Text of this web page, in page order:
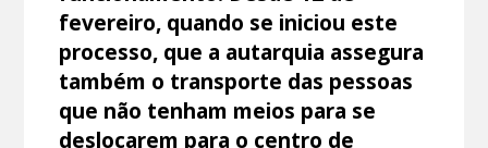
fevereiro, quando se iniciou este
processo, que a autarquia assegura
também o transporte das pessoas
que não tenham meios para se
deslocarem para o centro de